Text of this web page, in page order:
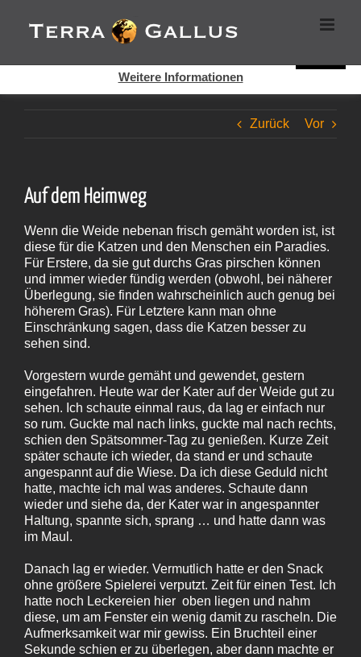
Inhalt
springen
Zurück Vor
Auf dem Heimweg
Wenn die Weide nebenan frisch gemäht worden ist, ist
diese für die Katzen und den Menschen ein Paradies.
Für Erstere, da sie gut durchs Gras pirschen können
und immer wieder fündig werden (obwohl, bei näherer
Überlegung, sie finden wahrscheinlich auch genug bei
höherem Gras). Für Letztere kann man ohne
Einschränkung sagen, dass die Katzen besser zu
sehen sind.
Vorgestern wurde gemäht und gewendet, gestern
eingefahren. Heute war der Kater auf der Weide gut zu
sehen. Ich schaute einmal raus, da lag er einfach nur
so rum. Guckte mal nach links, guckte mal nach rechts,
schien den Spätsommer-Tag zu genießen. Kurze Zeit
später schaute ich wieder, da stand er und schaute
angespannt auf die Wiese. Da ich diese Geduld nicht
hatte, machte ich mal was anderes. Schaute dann
wieder und siehe da, der Kater war in angespannter
Haltung, spannte sich, sprang … und hatte dann was
im Maul.
Danach lag er wieder. Vermutlich hatte er den Snack
ohne größere Spielerei verputzt. Zeit für einen Test. Ich
hatte noch Leckereien hier oben liegen und nahm
diese, um am Fenster ein wenig damit zu rascheln. Die
Aufmerksamkeit war mir gewiss. Ein Bruchteil einer
Sekunde schien er zu überlegen, aber dann machte er
Cookies helfen auf auf dieser Seite bei der Bereitstellung der
Dienste. Durch die Nutzung dieser Webseite erklären Sie sich
Weitere Informationen